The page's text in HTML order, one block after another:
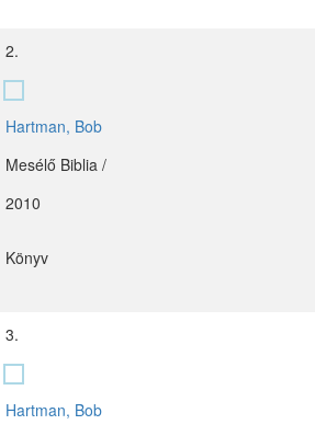
2.
Hartman, Bob
Mesélő Biblia /
2010
Könyv
3.
Hartman, Bob